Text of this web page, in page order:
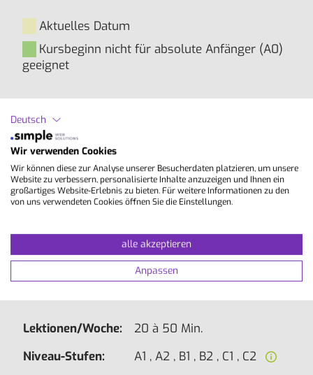
Aktuelles Datum
Kursbeginn nicht für absolute Anfänger (A0)
geeignet
Inhalte
Du nimmst an einem allgemeinsprachlichen
Spanisch-Gruppenkurs teil mit folgenden
Schwerpunkten:
Grammatik und Intonation
idiomatische Redewendungen
strukturierte Dialogübungen
Lektionen/Woche:
20 à 50 Min.
Niveau-Stufen:
A1 , A2 , B1 , B2 , C1 , C2
Deutsch
Wir verwenden Cookies
Wir können diese zur Analyse unserer Besucherdaten platzieren, um unsere
Website zu verbessern, personalisierte Inhalte anzuzeigen und Ihnen ein
großartiges Website-Erlebnis zu bieten. Für weitere Informationen zu den
von uns verwendeten Cookies öffnen Sie die Einstellungen.
alle akzeptieren
Anpassen